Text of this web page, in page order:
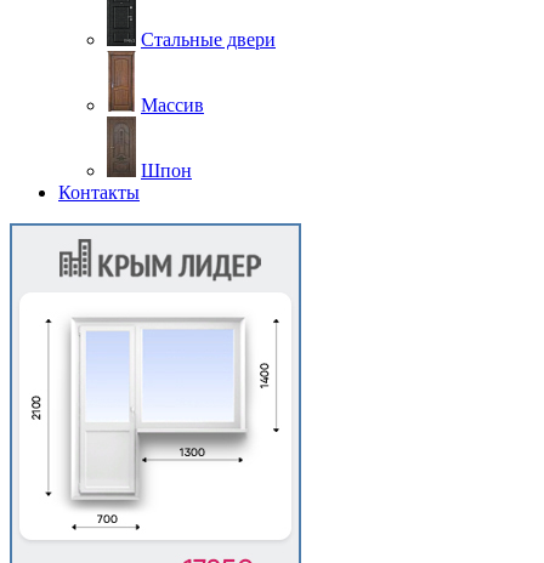
Стальные двери
Массив
Шпон
Контакты